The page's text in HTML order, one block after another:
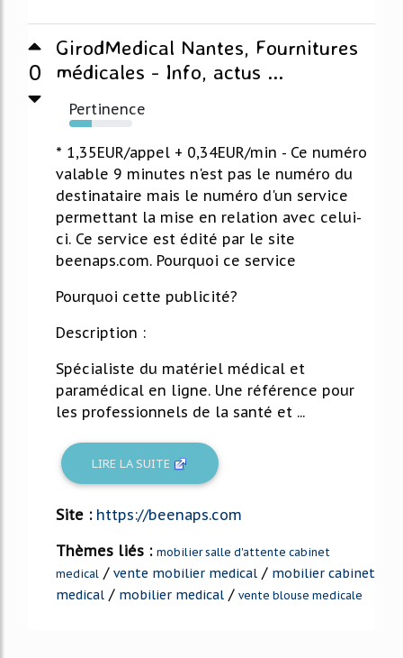
0
GirodMedical Nantes, Fournitures
médicales - Info, actus ...
Pertinence
36%
* 1,35EUR/appel + 0,34EUR/min - Ce numéro
valable 9 minutes n'est pas le numéro du
destinataire mais le numéro d'un service
permettant la mise en relation avec celui-
ci. Ce service est édité par le site
beenaps.com. Pourquoi ce service
Pourquoi cette publicité?
Description :
Spécialiste du matériel médical et
paramédical en ligne. Une référence pour
les professionnels de la santé et ...
LIRE LA SUITE
Site : https://beenaps.com
Thèmes liés : mobilier salle d'attente cabinet
medical / vente mobilier medical / mobilier cabinet
medical / mobilier medical / vente blouse medicale